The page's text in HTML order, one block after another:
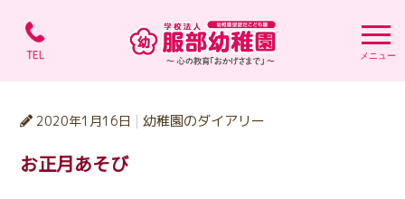
学校法人 服部幼稚
2020年1月16日 幼稚園のダイアリー
お正月あそび